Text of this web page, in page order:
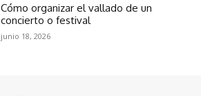
Cómo organizar el vallado de un
concierto o festival
junio 18, 2026